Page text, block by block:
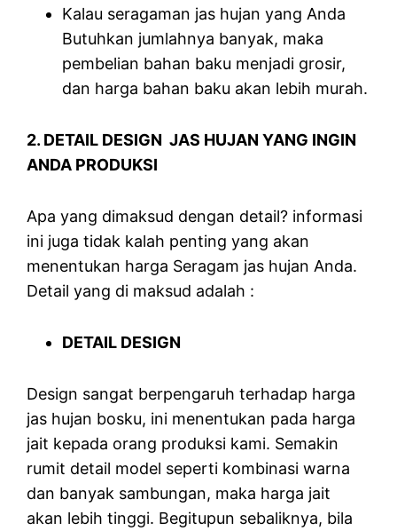
Kalau seragaman jas hujan yang Anda
Butuhkan jumlahnya banyak, maka
pembelian bahan baku menjadi grosir,
dan harga bahan baku akan lebih murah.
2. DETAIL DESIGN JAS HUJAN YANG INGIN
ANDA PRODUKSI
Apa yang dimaksud dengan detail? informasi
ini juga tidak kalah penting yang akan
menentukan harga Seragam jas hujan Anda.
Detail yang di maksud adalah :
DETAIL DESIGN
Design sangat berpengaruh terhadap harga
jas hujan bosku, ini menentukan pada harga
jait kepada orang produksi kami. Semakin
rumit detail model seperti kombinasi warna
dan banyak sambungan, maka harga jait
akan lebih tinggi. Begitupun sebaliknya, bila